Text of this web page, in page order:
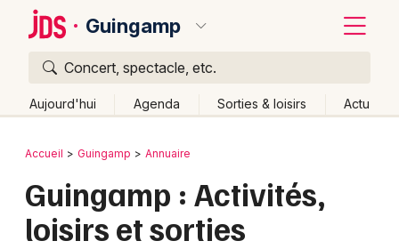
Guingamp
Concert, spectacle, etc.
Aujourd'hui Agenda Sorties & loisirs Actu
Publier un événement
Bordeaux
Colmar
Retour
Accueil Guingamp Annuaire
Guingamp : Activités,
loisirs et sorties
Quoi ?
Où ?
Partout
Près de moi Changer de lieu
Quand ?